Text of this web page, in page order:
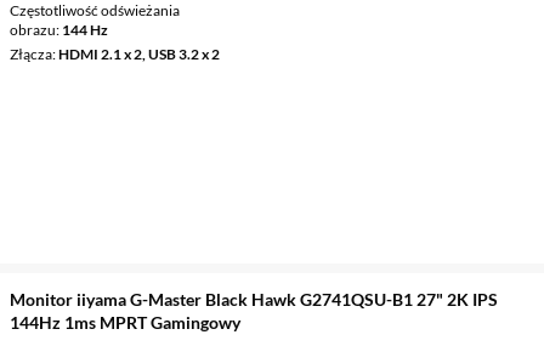
Częstotliwość odświeżania
obrazu 144 Hz
Złącza HDMI 2.1 x 2, USB 3.2 x 2
Monitor iiyama G-Master Black Hawk G2741QSU-B1 27" 2K IPS
144Hz 1ms MPRT Gamingowy